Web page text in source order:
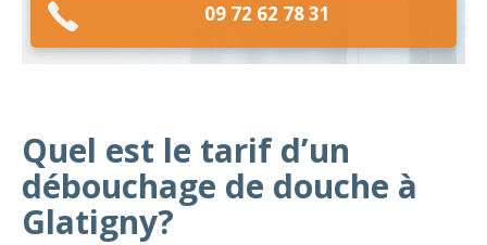
09 72 62 78 31
Quel est le tarif d’un
débouchage de douche à
Glatigny?